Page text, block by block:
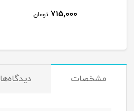
715,000 تومان
مشخصات دیدگاه‌ها